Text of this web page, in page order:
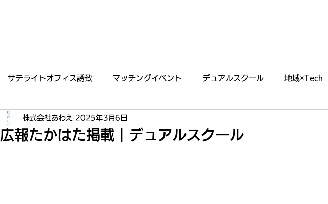
サテライトオフィス誘致 マッチングイベント デュアルスクール 地域×Tech
受賞歴 お知らせ 掲載・出演情報
広報たかはた掲載｜デュアルスクール
株式会社あわえ 2025年3月6日